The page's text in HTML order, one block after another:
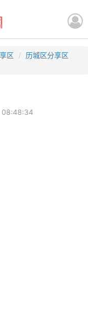
区
历城区分享区
08:48:34